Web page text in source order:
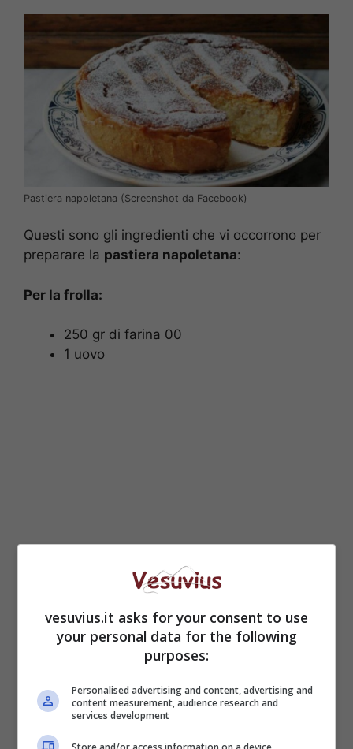
Pastiera napoletana (Screenshot da Facebook)
Questi sono gli ingredienti che vi occorrono per
preparare la pastiera napoletana:
Per la frolla:
250 gr di farina 00
1 uovo
100 gr di zucchero
la buccia di un limone
350 gr di grano precotto
35 gr di burro
200 ml di latte
vesuvius.it asks for your consent to use
your personal data for the following
purposes:
Personalised advertising and content, advertising and
content measurement, audience research and
services development